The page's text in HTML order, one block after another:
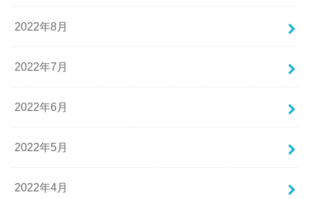
2022年8月
2022年7月
2022年6月
2022年5月
2022年4月